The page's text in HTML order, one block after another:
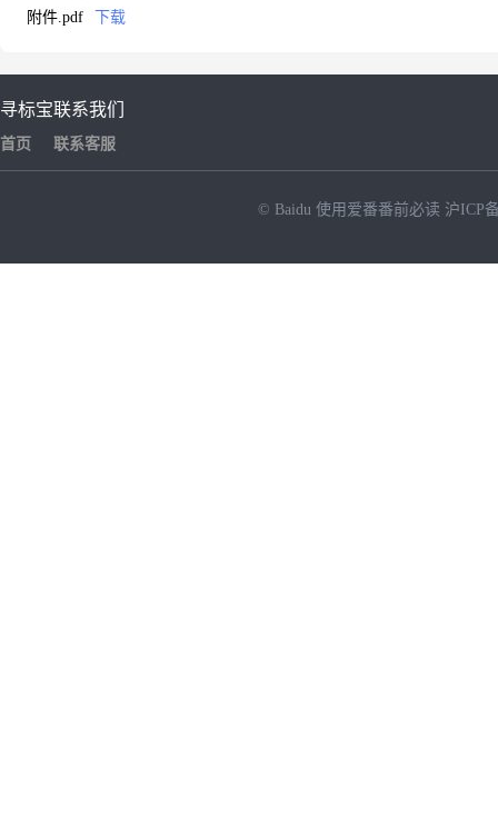
附件.pdf
下载
寻标宝
首页
联系我们
联系客服
© Baidu 使用爱番番前必读 沪ICP